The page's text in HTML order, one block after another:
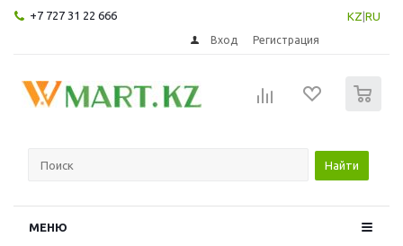
+7 727 31 22 666 KZ RU
Вход Регистрация
Найти
МЕНЮ